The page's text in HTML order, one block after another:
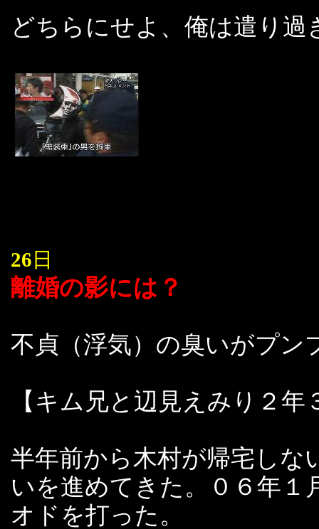
どちらにせよ、俺は遣り
26 日
離婚の影には？
不貞（浮気）の臭いがプン
【キム兄と辺見えみり２年
半年前から木村が帰宅しな
いを進めてきた。０６年１
オドを打った。